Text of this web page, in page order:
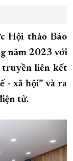
TỈNH KHÁNH HÒA
PHỐ TRỰC THUỘC
Hội thảo Báo
năm 2023 với
truyền liên kết
- xã hội” và ra
tử.